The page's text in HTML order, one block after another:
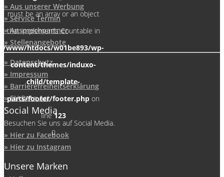
Aus unserer Werbung
Service Termin
Ansprechpartner
Stellenangebote
Datenschutz
Impressum
Barrierefreiheitserklärung
EU Data Act
Social Media
Besuchen Sie uns auf Social Media.
Hier zu Facebook
Hier zu Instagram
Unsere Marken
must be an array or an object
that implements Countable in
/www/htdocs/w01be893/wp-
content/themes/induxo-
child/template-
parts/footer/footer.php on
line123
0